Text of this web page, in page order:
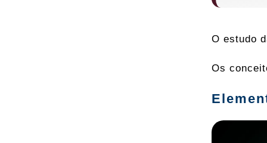
O estudo
Os